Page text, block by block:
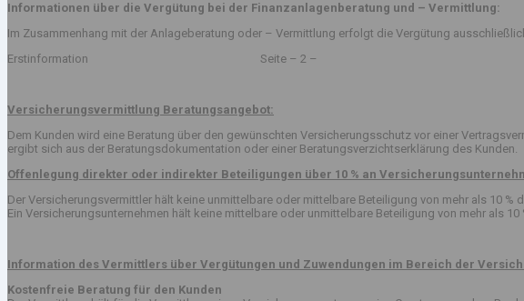
Informationen über die Vergütung bei der Finanzanlagenberatung und – Vermittlung:
Im Zusammenhang mit der Anlageberatung oder – Vermittlung erfolgt die Vergütung
Erstinformation Seite – 2 –
Versicherungsvermittlung Beratungsangebot:
Dem Kunden wird eine Beratung über den gewünschten Versicherungsschutz vor einer
ergibt sich aus der Beratungsdokumentation oder einer Beratungsverzichtserklärung des Kunden.
Offenlegung direkter oder indirekter Beteiligungen über 10 % an
Der Versicherungsvermittler hält keine unmittelbare oder mittelbare Beteiligung von mehr als 10
Ein Versicherungsunternehmen hält keine mittelbare oder unmittelbare Beteiligung von mehr als
Information des Vermittlers über Vergütungen und Zuwendungen im Bereich der
Kostenfreie Beratung für den Kunden